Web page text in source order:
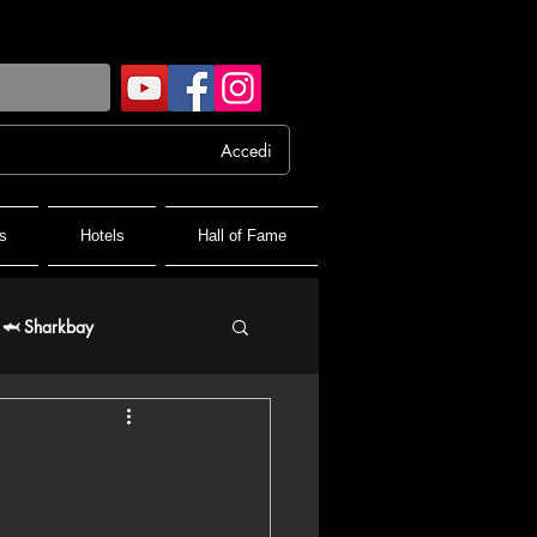
Accedi
Hotels Hall of Fame
🦈 Sharkbay
FPF France Poker Festival